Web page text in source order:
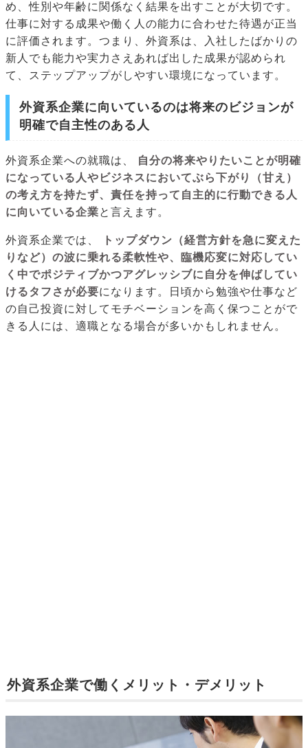
め、性別や年齢に関係なく結果を出すことが大切です。
仕事に対する成果や働く人の能力に合わせた待遇が正当
に評価されます。つまり、外資系は、入社したばかりの
新人でも能力や実力さえあれば出した成果が認められ
て、ステップアップがしやすい環境になっています。
外資系企業に向いているのは将来のビジョンが
明確で自主性のある人
外資系企業への就職は、
自分の将来やりたいことが明確
になっている人やビジネスにおいてぶら下がり（甘え）
の考え方を持たず、責任を持って自主的に行動できる人
に向いている企業と言えます。
外資系企業では、
トップダウン（経営方針を急に変えた
りなど）の波に乗れる柔軟性や、臨機応変に対応してい
く中でポジティブかつアグレッシブに自分を伸ばしてい
けるタフさが必要になります。日頃から勉強や仕事など
の自己投資に対してモチベーションを高く保つことがで
きる人には、適職となる場合が多いかもしれません。
外資系企業で働くメリット・デメリット